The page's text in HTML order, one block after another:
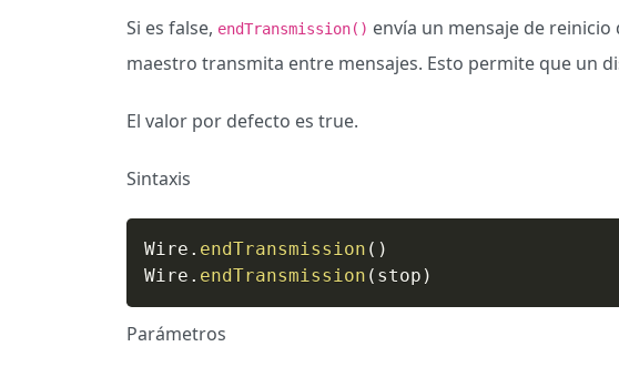
Si es false, endTransmission() envía un mensaje de
maestro transmita entre mensajes. Esto permite que un
El valor por defecto es true.
Sintaxis
Wire . endTransmission ( )
Wire . endTransmission ( stop )
Parámetros